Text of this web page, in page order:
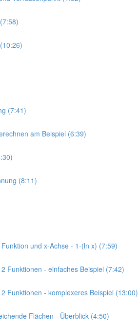
(7:41)
am Beispiel (6:39)
(8:11)
und x-Achse - 1-(ln x) (7:59)
Funktionen - einfaches Beispiel (7:42)
Funktionen - komplexeres Beispiel (13:00)
Flächen - Überblick (4:50)